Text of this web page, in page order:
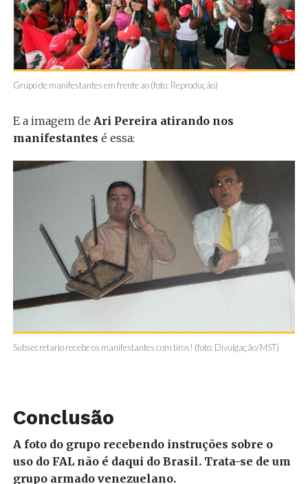
Grupo de manifestantes em frente ao (foto: Reprodução)
E a imagem de Ari Pereira atirando nos
manifestantes é essa:
Subsecretario recebe os manifestantes com tiros! (foto: Divulgação/MST)
Conclusão
A foto do grupo recebendo instruções sobre o
uso do FAL não é daqui do Brasil. Trata-se de um
grupo armado venezuelano.